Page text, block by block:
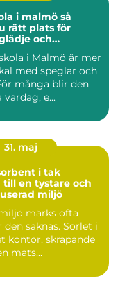
i malmö så
rätt plats för
och
i Malmö är mer
med speglar och
många blir den
vardag, e...
31. maj
i tak
till en tystare och
miljö
märks ofta
saknas. Sorlet i
kontor, skrapande
mats...